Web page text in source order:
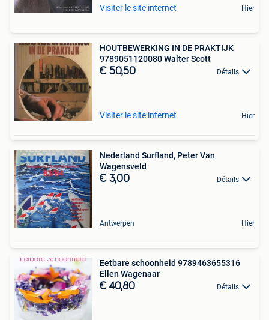
Visiter le site internet Hier
HOUTBEWERKING IN DE PRAKTIJK
9789051120080 Walter Scott
€ 50,50 Détails
Visiter le site internet Hier
Nederland Surfland, Peter Van
Wagensveld
€ 3,00 Détails
Antwerpen Hier
Eetbare schoonheid 9789463655316
Ellen Wagenaar
€ 40,80 Détails